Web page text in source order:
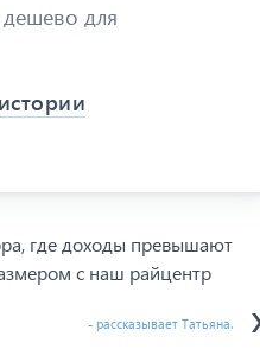
дешево для
где доходы превышают
с наш райцентр
- рассказывает Татьяна.